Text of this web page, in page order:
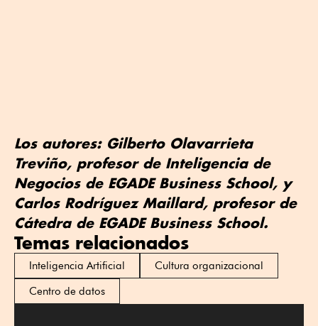
Los autores: Gilberto Olavarrieta
Treviño, profesor de Inteligencia de
Negocios de EGADE Business School, y
Carlos Rodríguez Maillard, profesor de
Cátedra de EGADE Business School.
Temas relacionados
Inteligencia Artificial
Cultura organizacional
Centro de datos